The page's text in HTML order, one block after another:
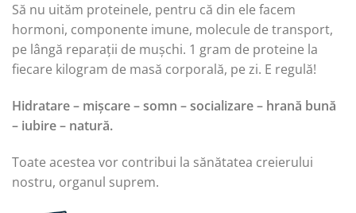
Să nu uităm proteinele, pentru că din ele facem
hormoni, componente imune, molecule de transport,
pe lângă reparații de mușchi. 1 gram de proteine la
fiecare kilogram de masă corporală, pe zi. E regulă!
Hidratare – mișcare – somn – socializare – hrană bună
– iubire – natură.
Toate acestea vor contribui la sănătatea creierului
nostru, organul suprem.